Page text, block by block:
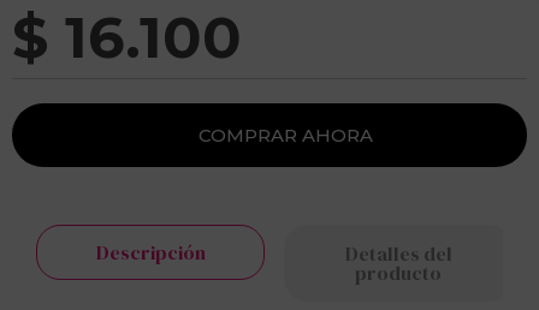
$ 16.100
Descripción Detalles del
producto